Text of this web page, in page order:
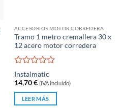
ACCESORIOS MOTOR CORREDERA
Tramo 1 metro cremallera 30 x
12 acero motor corredera
Valorado
con
0
5
Instalmatic
14,70€ (IVA incluido)
LEER MÁS